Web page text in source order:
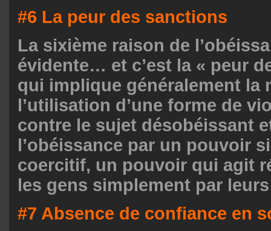
#6 La peur des sanctions
La sixième raison de
évidente… et c’est la « peur
qui implique généralement la
l’utilisation d’une forme de
contre le sujet désobéissant
l’obéissance par un pouvoir
coercitif, un pouvoir qui agit
les gens simplement par
#7 Absence de confiance en